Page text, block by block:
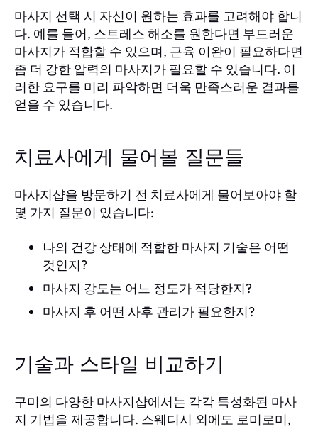
마사지 선택 시 자신이 원하는 효과를 고려해야 합니
다. 예를 들어, 스트레스 해소를 원한다면 부드러운
마사지가 적합할 수 있으며, 근육 이완이 필요하다면
좀 더 강한 압력의 마사지가 필요할 수 있습니다. 이
러한 요구를 미리 파악하면 더욱 만족스러운 결과를
얻을 수 있습니다.
치료사에게 물어볼 질문들
마사지샵을 방문하기 전 치료사에게 물어보아야 할
몇 가지 질문이 있습니다:
나의 건강 상태에 적합한 마사지 기술은 어떤
것인지?
마사지 강도는 어느 정도가 적당한지?
마사지 후 어떤 사후 관리가 필요한지?
기술과 스타일 비교하기
구미의 다양한 마사지샵에서는 각각 특성화된 마사
지 기법을 제공합니다. 스웨디시 외에도 로미로미,